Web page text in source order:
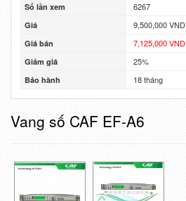
Số lần xem 6267
Giá 9,500,000 VND
Giá bán 7,125,000 VND
Giảm giá 25%
Bảo hành 18 tháng
Vang số CAF EF-A6